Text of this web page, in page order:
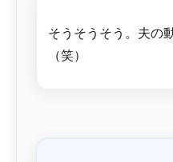
そうそうそう。夫の